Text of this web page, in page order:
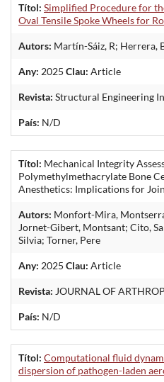
Títol: Simplified Procedure for
Oval Tensile Spoke Wheels for
Autors: Martín-Sáiz, R; Herrera,
Any: 2025 Clau: Article
Revista: Structural Engineering
País: N/D
Títol: Mechanical Integrity
Polymethylmethacrylate Bone
Anesthetics: Implications for
Autors: Monfort-Mira,
Jornet-Gibert, Montsant; Cito,
Silvia; Torner, Pere
Any: 2025 Clau: Article
Revista: JOURNAL OF
País: N/D
Títol: Computational fluid
dispersion of pathogen-laden